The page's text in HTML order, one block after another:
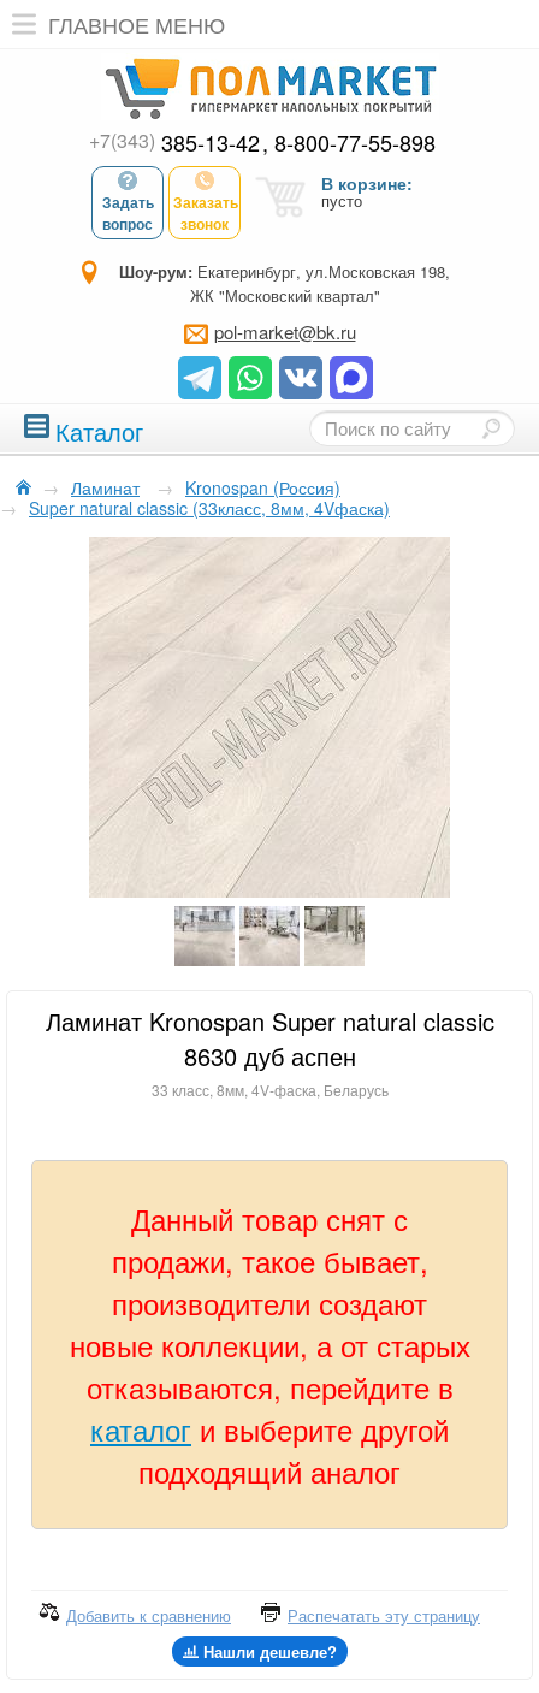
ГЛАВНОЕ МЕНЮ
+7(343) 385-13-42 8-800-77-55-898
Задать
вопрос
Заказать
звонок
В корзине:
пусто
Шоу-рум: Екатеринбург, ул.Московская 198,
ЖК "Московский квартал"
pol-market@bk.ru
Каталог
→ Ламинат → Kronospan (Россия)
→ Super natural classic (33класс, 8мм, 4Vфаска)
Ламинат Kronospan Super natural classic
8630 дуб аспен
33 класс, 8мм, 4V-фаска, Беларусь
Данный товар снят с
продажи, такое бывает,
производители создают
новые коллекции, а от старых
отказываются, перейдите в
каталог и выберите другой
подходящий аналог
Добавить к сравнению
Распечатать эту страницу
Нашли дешевле?